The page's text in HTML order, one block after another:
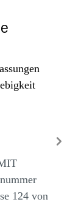
124 von